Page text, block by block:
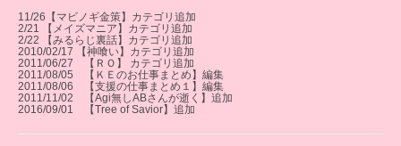
11/26【マビノギ金策】カテゴリ追加
2/21 【メイズマニア】カテゴリ追加
2/22 【みるらじ裏話】カテゴリ追加
2010/02/17 【神喰い】カテゴリ追加
2011/06/27 【ＲＯ】 カテゴリ追加
2011/08/05 【ＫＥのお仕事まとめ】編集
2011/08/06 【支援の仕事まとめ１】編集
2011/11/02 【Agi無しABさんが逝く】追加
2016/09/01 【Tree of Savior】追加